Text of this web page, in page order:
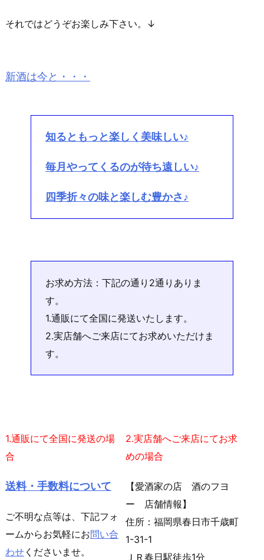
それではどうぞお楽しみ下さい。↓
新酒は今と・・・
知るともっと楽しく美味しい♪
毎月やってくるのが待ち遠しい♪
四季折々の味と楽しむ豊かさ♪
お求め方法：下記の通り2通りありま
す。
1.通販にて全国に発送いたします。
2.実店舗へご来店にてお求めいただけま
す。
1.通販にて全国に発送の場
合
送料・手数料について
ご不明な点等は、下記フォ
ームからお気軽にお問い合
わせ くださいませ。
2.実店舗へご来店にてお求
めの場合
【愛酒家の店 酒のフヨ
ー 店舗情報】
住所：福岡県春日市千歳町
1-31-1
ＪＲ春日駅徒歩1分